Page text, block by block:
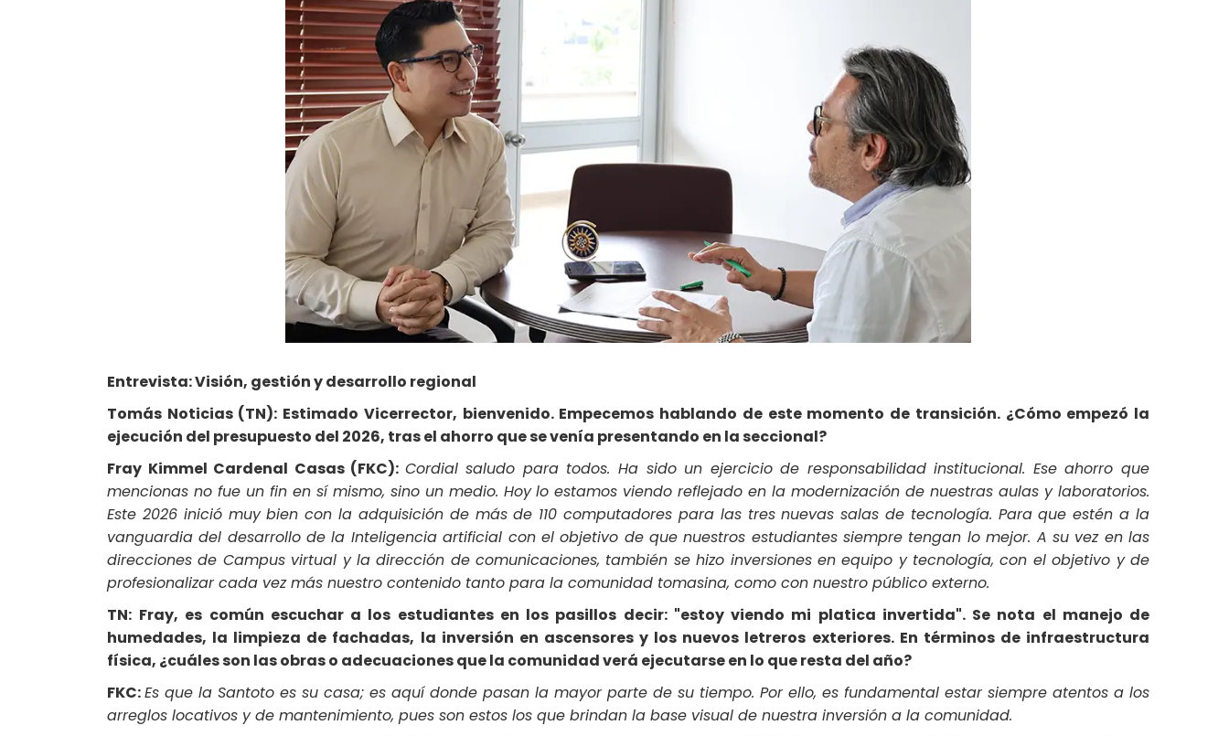
Entrevista: Visión, gestión y desarrollo regional
Tomás Noticias (TN): Estimado Vicerrector, bienvenido. Empecemos hablando de este momento de transición. ¿Cómo empezó la
ejecución del presupuesto del 2026, tras el ahorro que se venía presentando en la seccional?
Fray Kimmel Cardenal Casas (FKC): Cordial saludo para todos. Ha sido un ejercicio de responsabilidad institucional. Ese ahorro que
mencionas no fue un fin en sí mismo, sino un medio. Hoy lo estamos viendo reflejado en la modernización de nuestras aulas y laboratorios.
Este 2026 inició muy bien con la adquisición de más de 110 computadores para las tres nuevas salas de tecnología. Para que estén a la
vanguardia del desarrollo de la Inteligencia artificial con el objetivo de que nuestros estudiantes siempre tengan lo mejor. A su vez en las
direcciones de Campus virtual y la dirección de comunicaciones, también se hizo inversiones en equipo y tecnología, con el objetivo y de
profesionalizar cada vez más nuestro contenido tanto para la comunidad tomasina, como con nuestro público externo.
TN: Fray, es común escuchar a los estudiantes en los pasillos decir: "estoy viendo mi platica invertida". Se nota el manejo de
humedades, la limpieza de fachadas, la inversión en ascensores y los nuevos letreros exteriores. En términos de infraestructura
física, ¿cuáles son las obras o adecuaciones que la comunidad verá ejecutarse en lo que resta del año?
FKC:Es que la Santoto es su casa; es aquí donde pasan la mayor parte de su tiempo. Por ello, es fundamental estar siempre atentos a los
arreglos locativos y de mantenimiento, pues son estos los que brindan la base visual de nuestra inversión a la comunidad.